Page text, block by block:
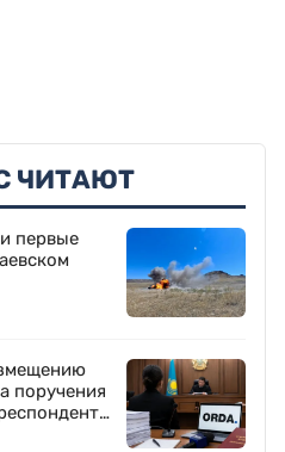
ЧИТАЮТ
первые
поручения